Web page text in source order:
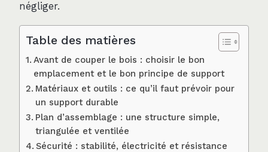
négliger.
Table des matières
Avant de couper le bois : choisir le bon
emplacement et le bon principe de support
Matériaux et outils : ce qu’il faut prévoir pour
un support durable
Plan d’assemblage : une structure simple,
triangulée et ventilée
Sécurité : stabilité, électricité et résistance